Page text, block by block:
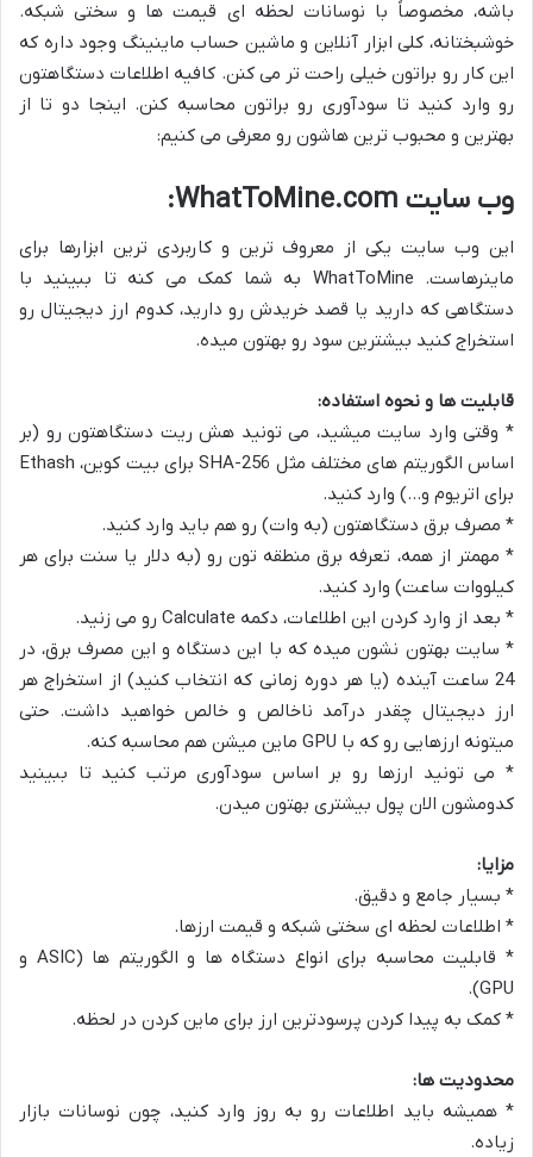
باشه، مخصوصاً با نوسانات لحظه ای قیمت ها و سختی شبکه.
خوشبختانه، کلی ابزار آنلاین و ماشین حساب ماینینگ وجود داره که
این کار رو براتون خیلی راحت تر می کنن. کافیه اطلاعات دستگاهتون
رو وارد کنید تا سودآوری رو براتون محاسبه کنن. اینجا دو تا از
بهترین و محبوب ترین هاشون رو معرفی می کنیم:
وب سایت WhatToMine.com:
این وب سایت یکی از معروف ترین و کاربردی ترین ابزارها برای
ماینرهاست. WhatToMine به شما کمک می کنه تا ببینید با
دستگاهی که دارید یا قصد خریدش رو دارید، کدوم ارز دیجیتال رو
استخراج کنید بیشترین سود رو بهتون میده.
قابلیت ها و نحوه استفاده:
* وقتی وارد سایت میشید، می تونید هش ریت دستگاهتون رو (بر
اساس الگوریتم های مختلف مثل SHA-256 برای بیت کوین، Ethash
برای اتریوم و…) وارد کنید.
* مصرف برق دستگاهتون (به وات) رو هم باید وارد کنید.
* مهمتر از همه، تعرفه برق منطقه تون رو (به دلار یا سنت برای هر
کیلووات ساعت) وارد کنید.
* بعد از وارد کردن این اطلاعات، دکمه Calculate رو می زنید.
* سایت بهتون نشون میده که با این دستگاه و این مصرف برق، در
24 ساعت آینده (یا هر دوره زمانی که انتخاب کنید) از استخراج هر
ارز دیجیتال چقدر درآمد ناخالص و خالص خواهید داشت. حتی
میتونه ارزهایی رو که با GPU ماین میشن هم محاسبه کنه.
* می تونید ارزها رو بر اساس سودآوری مرتب کنید تا ببینید
کدومشون الان پول بیشتری بهتون میدن.
مزایا:
* بسیار جامع و دقیق.
* اطلاعات لحظه ای سختی شبکه و قیمت ارزها.
* قابلیت محاسبه برای انواع دستگاه ها و الگوریتم ها (ASIC و
GPU).
* کمک به پیدا کردن پرسودترین ارز برای ماین کردن در لحظه.
محدودیت ها:
* همیشه باید اطلاعات رو به روز وارد کنید، چون نوسانات بازار
زیاده.